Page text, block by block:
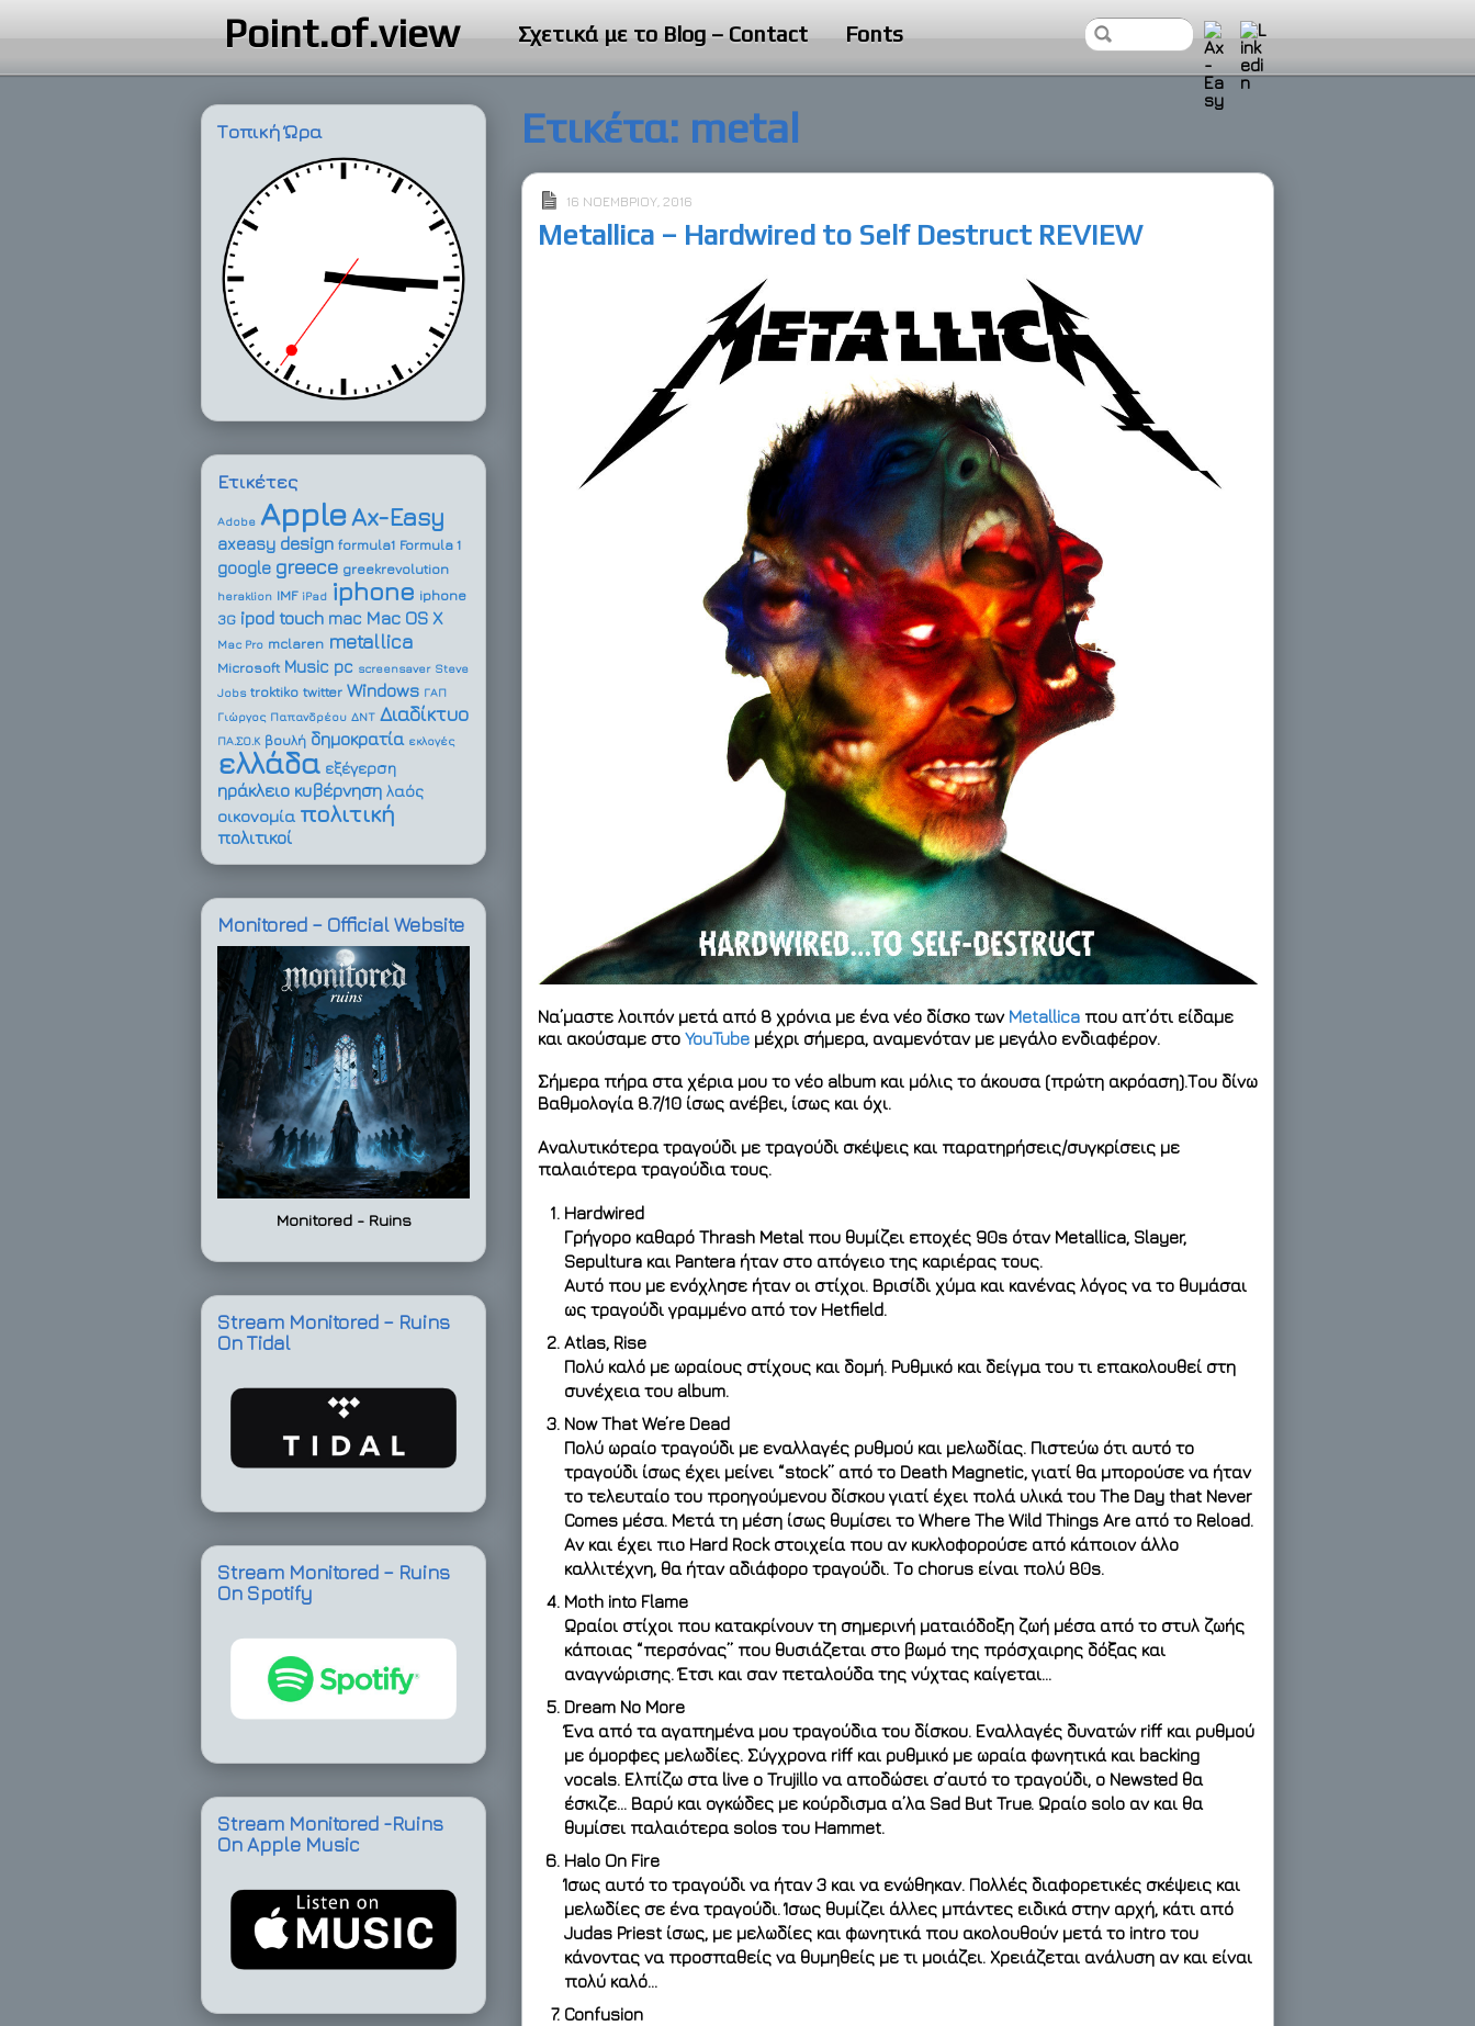
Point.of.view Σχετικά με το Blog – Contact Fonts
Ετικέτα: metal
16 ΝΟΕΜΒΡΊΟΥ, 2016
Metallica – Hardwired to Self Destruct REVIEW
Να’μαστε λοιπόν μετά από 8 χρόνια με ένα νέο δίσκο των Metallica που απ’ότι είδαμε
και ακούσαμε στο YouTube μέχρι σήμερα, αναμενόταν με μεγάλο ενδιαφέρον.
Σήμερα πήρα στα χέρια μου το νέο album και μόλις το άκουσα (πρώτη ακρόαση).Του δίνω
Βαθμολογία 8.7/10 ίσως ανέβει, ίσως και όχι.
Αναλυτικότερα τραγούδι με τραγούδι σκέψεις και παρατηρήσεις/συγκρίσεις με
παλαιότερα τραγούδια τους.
Hardwired
Γρήγορο καθαρό Thrash Metal που θυμίζει εποχές 90s όταν Metallica, Slayer,
Sepultura και Pantera ήταν στο απόγειο της καριέρας τους.
Αυτό που με ενόχλησε ήταν οι στίχοι. Βρισίδι χύμα και κανένας λόγος να το θυμάσαι
ως τραγούδι γραμμένο από τον Hetfield.
Atlas, Rise
Πολύ καλό με ωραίους στίχους και δομή. Ρυθμικό και δείγμα του τι επακολουθεί στη
συνέχεια του album.
Now That We’re Dead
Πολύ ωραίο τραγούδι με εναλλαγές ρυθμού και μελωδίας. Πιστεύω ότι αυτό το
τραγούδι ίσως έχει μείνει “stock” από το Death Magnetic, γιατί θα μπορούσε να ήταν
το τελευταίο του προηγούμενου δίσκου γιατί έχει πολά υλικά του The Day that Never
Comes μέσα. Μετά τη μέση ίσως θυμίσει το Where The Wild Things Are από το Reload.
Αν και έχει πιο Hard Rock στοιχεία που αν κυκλοφορούσε από κάποιον άλλο
καλλιτέχνη, θα ήταν αδιάφορο τραγούδι. Το chorus είναι πολύ 80s.
Moth into Flame
Ωραίοι στίχοι που κατακρίνουν τη σημερινή ματαιόδοξη ζωή μέσα από το στυλ ζωής
κάποιας “περσόνας” που θυσιάζεται στο βωμό της πρόσχαιρης δόξας και
αναγνώρισης. Έτσι και σαν πεταλούδα της νύχτας καίγεται…
Dream No More
Ένα από τα αγαπημένα μου τραγούδια του δίσκου. Εναλλαγές δυνατών riff και ρυθμού
με όμορφες μελωδίες. Σύγχρονα riff και ρυθμικό με ωραία φωνητικά και backing
vocals. Ελπίζω στα live ο Trujillo να αποδώσει σ’αυτό το τραγούδι, ο Newsted θα
έσκιζε… Βαρύ και ογκώδες με κούρδισμα α’λα Sad But True. Ωραίο solo αν και θα
θυμίσει παλαιότερα solos του Hammet.
Halo On Fire
Ίσως αυτό το τραγούδι να ήταν 3 και να ενώθηκαν. Πολλές διαφορετικές σκέψεις και
μελωδίες σε ένα τραγούδι. Ίσως θυμίζει άλλες μπάντες ειδικά στην αρχή, κάτι από
Judas Priest ίσως, με μελωδίες και φωνητικά που ακολουθούν μετά το intro του
κάνοντας να προσπαθείς να θυμηθείς με τι μοιάζει. Χρειάζεται ανάλυση αν και είναι
πολύ καλό…
Confusion
Τοπική Ώρα
Ετικέτες
Adobe AppleAx-Easy
axeasy design formula1 Formula 1
google greece greekrevolution
heraklion IMF iPad iphone iphone
3G ipod touch mac Mac OS X
Mac Pro mclaren metallica
Microsoft Music pc screensaver Steve
Jobs troktiko twitter Windows ΓΑΠ
Γιώργος Παπανδρέου ΔΝΤ Διαδίκτυο
ΠΑ.ΣΟ.Κ βουλή δημοκρατία εκλογές
ελλάδα εξέγερση
ηράκλειο κυβέρνηση λαός
οικονομία πολιτική
πολιτικοί
Monitored – Official Website
Monitored - Ruins
Stream Monitored – Ruins
On Tidal
Stream Monitored – Ruins
On Spotify
Stream Monitored -Ruins
On Apple Music